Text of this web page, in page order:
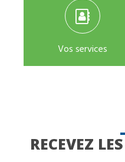
Vos services
RECEVEZ